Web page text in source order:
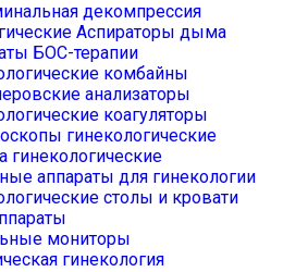
декомпрессия
Аспираторы дыма
БОС-терапии
комбайны
анализаторы
коагуляторы
гинекологические
гинекологические
аппараты для гинекологии
столы и кровати
мониторы
гинекология